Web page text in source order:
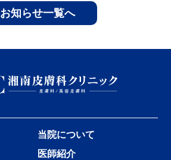
お知らせ一覧へ
当院について
医師紹介